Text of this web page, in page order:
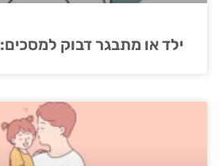
ילד או מתבגר דבוק